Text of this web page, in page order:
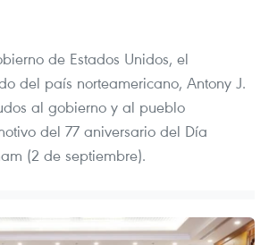
de Estados Unidos, el
del país norteamericano, Antony J.
al gobierno y al pueblo
del 77 aniversario del Día
(2 de septiembre).